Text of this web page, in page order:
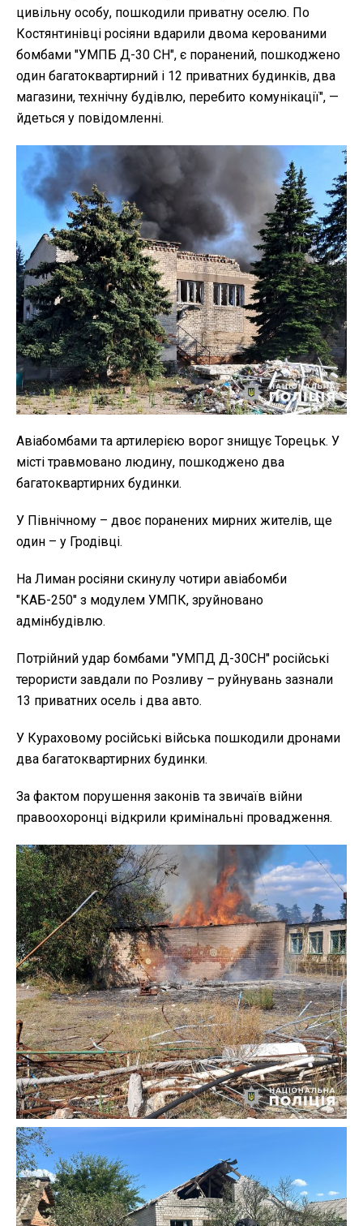
цивільну особу, пошкодили приватну оселю. По
Костянтинівці росіяни вдарили двома керованими
бомбами "УМПБ Д-30 СН", є поранений, пошкоджено
один багатоквартирний і 12 приватних будинків, два
магазини, технічну будівлю, перебито комунікації", —
йдеться у повідомленні.
Авіабомбами та артилерією ворог знищує Торецьк. У
місті травмовано людину, пошкоджено два
багатоквартирних будинки.
У Північному – двоє поранених мирних жителів, ще
один – у Гродівці.
На Лиман росіяни скинулу чотири авіабомби
"КАБ-250" з модулем УМПК, зруйновано
адмінбудівлю.
Потрійний удар бомбами "УМПД Д-30СН" російські
терористи завдали по Розливу – руйнувань зазнали
13 приватних осель і два авто.
У Кураховому російські війська пошкодили дронами
два багатоквартирних будинки.
За фактом порушення законів та звичаїв війни
правоохоронці відкрили кримінальні провадження.